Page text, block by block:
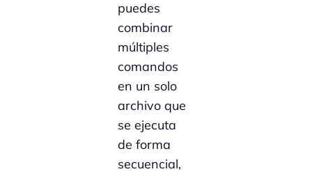
puedes
combinar
múltiples
comandos
en un solo
archivo que
se ejecuta
de forma
secuencial,